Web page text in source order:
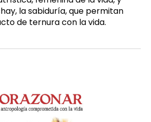
la sabiduría, que permitan
de ternura con la vida.